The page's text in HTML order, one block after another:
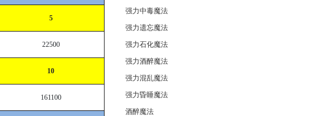
5
22500
10
161100
强力中毒魔法
强力遗忘魔法
强力石化魔法
强力酒醉魔法
强力混乱魔法
强力昏睡魔法
酒醉魔法